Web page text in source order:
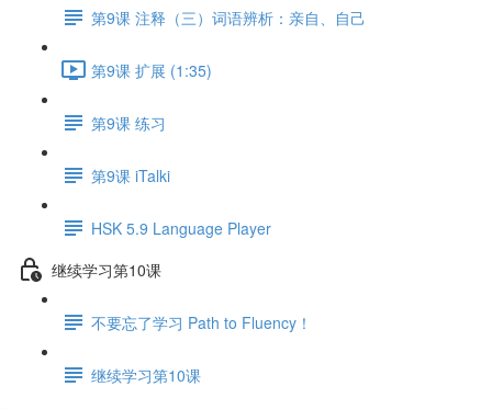
第9课 注释（三）词语辨析：亲自、自己
第9课 扩展 (1:35)
第9课 练习
第9课 iTalki
HSK 5.9 Language Player
继续学习第10课
不要忘了学习 Path to Fluency！
继续学习第10课